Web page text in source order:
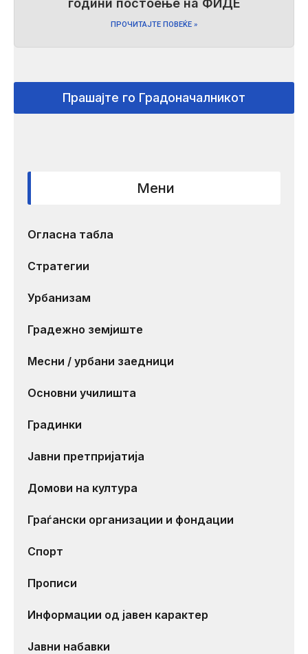
години постоење на ФИДЕ
ПРОЧИТАЈТЕ ПОВЕЌЕ »
Прашајте го Градоначалникот
Мени
Огласна табла
Стратегии
Урбанизам
Градежно земјиште
Месни / урбани заедници
Основни училишта
Градинки
Јавни претпријатија
Домови на култура
Граѓански организации и фондации
Спорт
Прописи
Информации од јавен карактер
Јавни набавки